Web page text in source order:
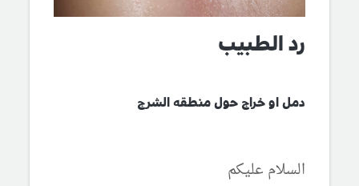
رد الطبيب
دمل او خراج حول منطقه الشرج
السلام عليكم